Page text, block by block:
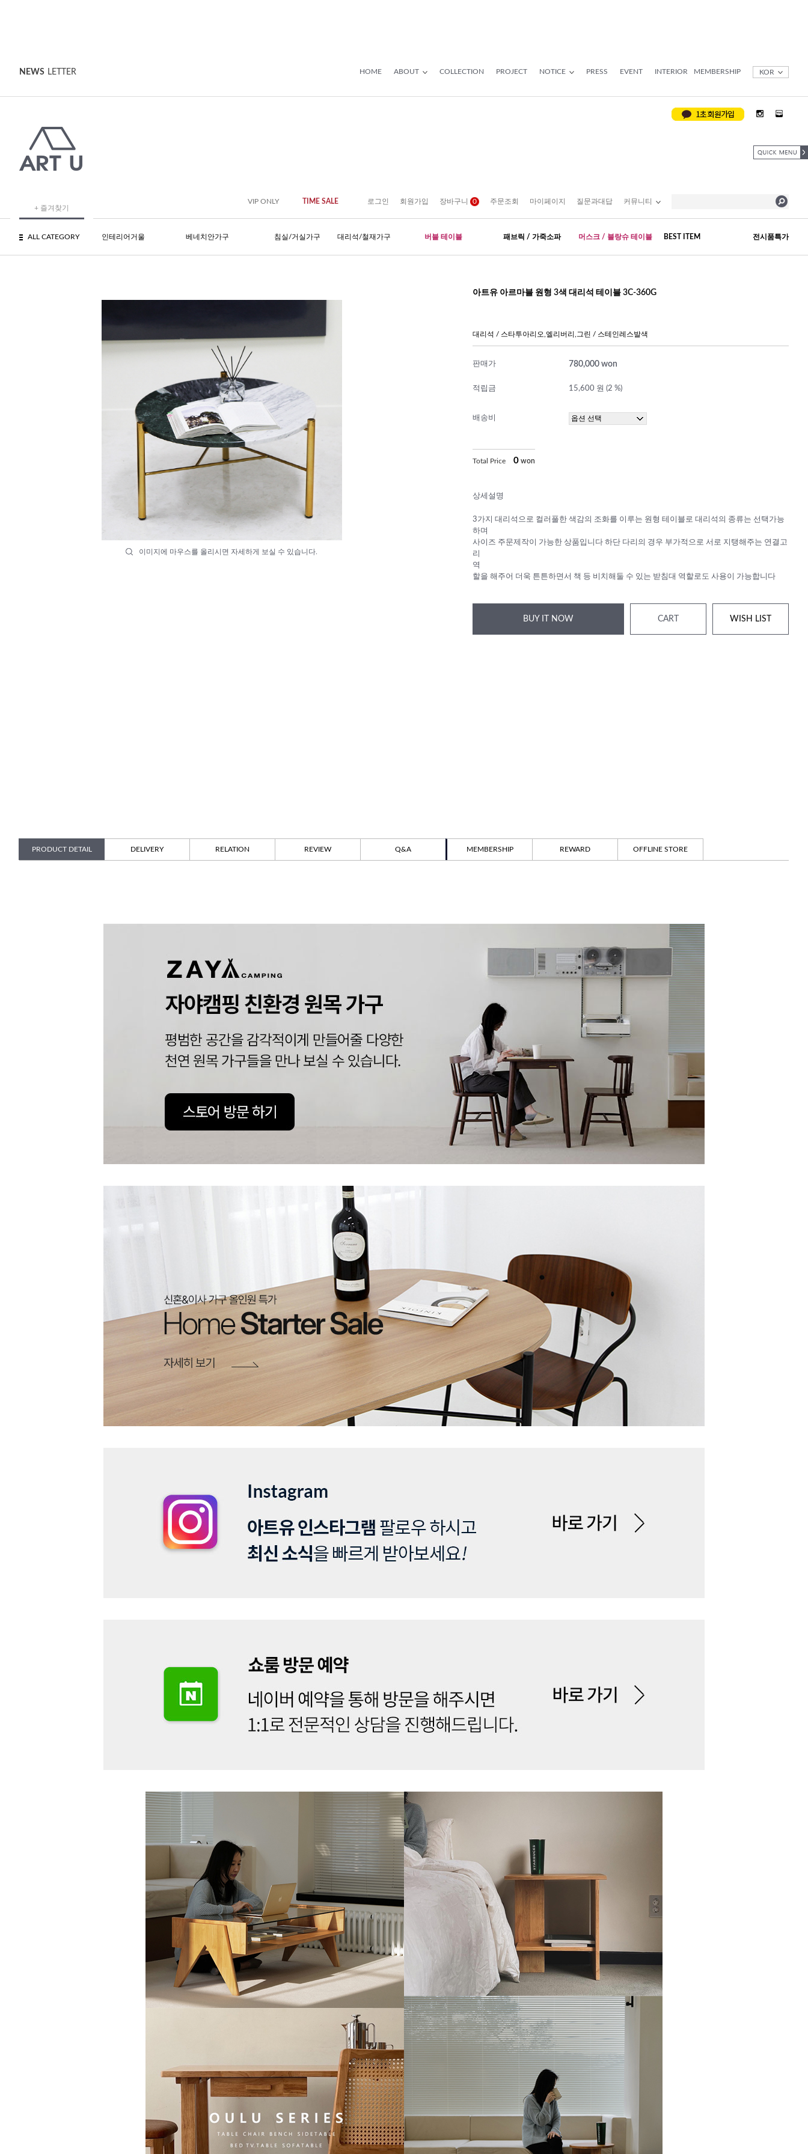
NEWS LETTER HOME ABOUT COLLECTION PROJECT NOTICE PRESS EVENT INTERIOR MEMBERSHIP KOR
+ 즐겨찾기
VIP ONLY TIME SALE 로그인 회원가입 장바구니 0 주문조회 마이페이지 질문과대답 커뮤니티
ALL CATEGORY 인테리어거울 베네치안가구 침실/거실가구 대리석/철재가구 버블 테이블 패브릭 / 가죽소파 머스크 / 블랑슈 테이블 BEST ITEM 전시품특가
이미지에 마우스를 올리시면 자세하게 보실 수 있습니다.
아트유 아르마블 원형 3색 대리석 테이블 3C-360G
대리석 / 스타투아리오,엘리버리,그린 / 스테인레스발색
판매가 780,000 won
적립금 15,600 원 (2 %)
배송비
Total Price 0 won
상세설명
3가지 대리석으로 컬러풀한 색감의 조화를 이루는 원형 테이블로 대리석의 종류는 선택가능
하며
사이즈 주문제작이 가능한 상품입니다 하단 다리의 경우 부가적으로 서로 지탱해주는 연결고
리
역
할을 해주어 더욱 튼튼하면서 책 등 비치해둘 수 있는 받침대 역할로도 사용이 가능합니다
BUY IT NOW CART WISH LIST
PRODUCT DETAIL DELIVERY RELATION REVIEW Q&A MEMBERSHIP REWARD OFFLINE STORE